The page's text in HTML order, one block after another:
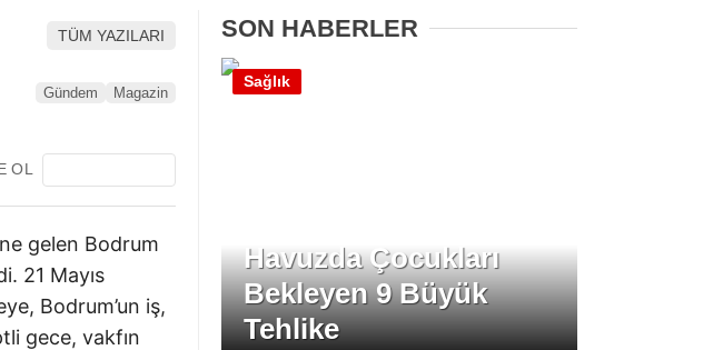
WhatsApp İhbar Hattı
TÜM YAZILARI
Gündem Magazin
OL
gelen Bodrum
21 Mayıs
Bodrum’un iş,
gece, vakfın
SON HABERLER
Havuzda Çocukları
Bekleyen 9 Büyük
Tehlike
Sağlık